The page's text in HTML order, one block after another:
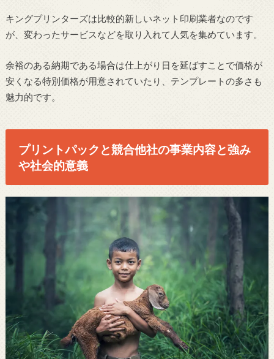
キングプリンターズは比較的新しいネット印刷業者なのです
が、変わったサービスなどを取り入れて人気を集めています。
余裕のある納期である場合は仕上がり日を延ばすことで価格が
安くなる特別価格が用意されていたり、テンプレートの多さも
魅力的です。
プリントパックと競合他社の事業内容と強み
や社会的意義